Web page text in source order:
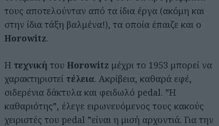
τους αποτελούνταν από τα ίδια έργα (ακόμη και
στην ίδια τάξη βαλμένα!), τα οποία έπαιζε και ο
Horowitz.
Η τεχνική του Horowitz μέχρι το 1953 μπορεί να
χαρακτηριστεί τέλεια. Ακρίβεια, καθαρά εφέ,
σιδερένια δάκτυλα και φειδωλό pedal. ”Η
καθαριότης”, έλεγε ειρωνευόμενος τους κακούς
χειριστές του pedal ”είναι η μισή αρχοντιά. Για την